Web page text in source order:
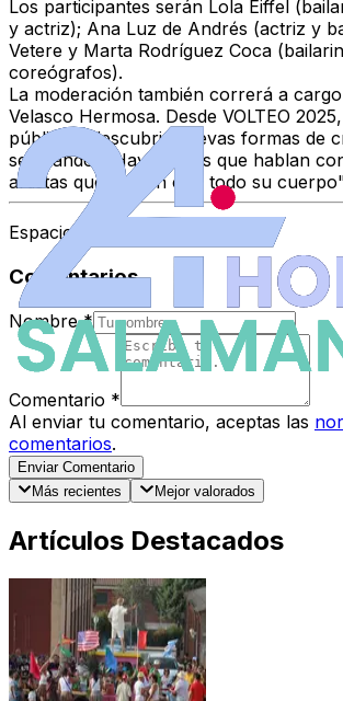
Los participantes serán Lola Eiffel
y actriz); Ana Luz de Andrés (actriz y
Vetere y Marta Rodríguez Coca
coreógrafos).
La moderación también correrá a
Velasco Hermosa. Desde VOLTEO
público a descubrir nuevas formas de
señalando: "Hay artistas que hablan
artistas que hablan con todo su
Espacio Patrocinado
Comentarios
Nombre *
Comentario *
Al enviar tu comentario, aceptas las
comentarios.
Enviar Comentario
Más recientes
Mejor valorados
Artículos Destacados